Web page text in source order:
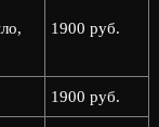
1900 руб.
1900 руб.